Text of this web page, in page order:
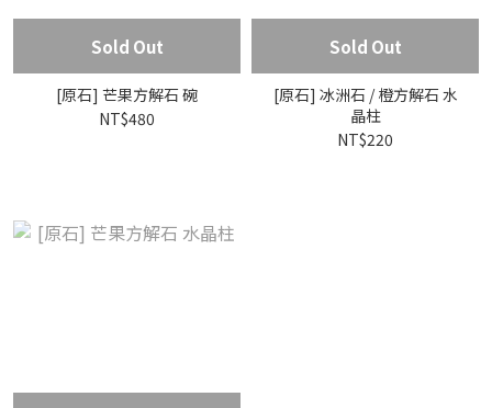
Sold Out
[原石] 芒果方解石 碗
NT$480
Sold Out
[原石] 冰洲石 / 橙方解石 水
晶柱
NT$220